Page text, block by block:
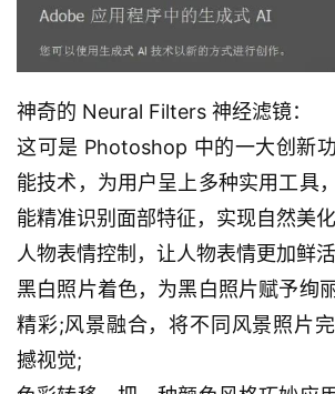
神奇的 Neural Filters 神经滤镜：
这可是 Photoshop 中的一大创新
能技术，为用户呈上多种实用工具
能精准识别面部特征，实现自然美
人物表情控制，让人物表情更加鲜
黑白照片着色，为黑白照片赋予绚
精彩;风景融合，将不同风景照片
撼视觉;